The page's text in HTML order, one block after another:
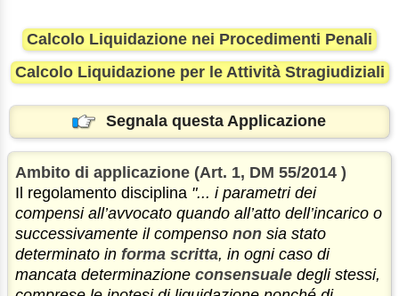
Calcolo Liquidazione nei Procedimenti Penali
Calcolo Liquidazione per le Attività Stragiudiziali
Segnala questa Applicazione
Ambito di applicazione (Art. 1, DM 55/2014 )
Il regolamento disciplina "... i parametri dei
compensi all’avvocato quando all’atto dell’incarico o
successivamente il compenso non sia stato
determinato in forma scritta, in ogni caso di
mancata determinazione consensuale degli stessi,